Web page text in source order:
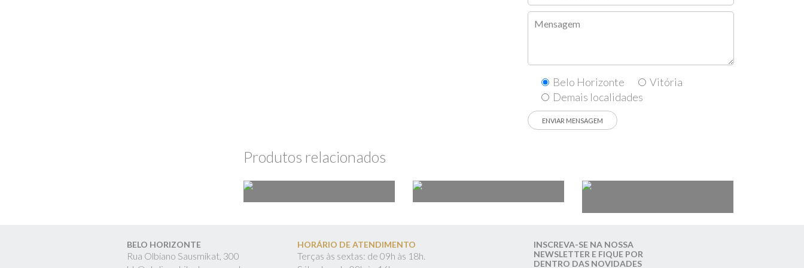
Belo Horizonte
Vitória
Demais localidades
Produtos relacionados
BELO HORIZONTE
Rua Olbiano Sausmikat, 300
HORÁRIO DE ATENDIMENTO
Terças às sextas: de 09h às 18h.
INSCREVA-SE NA NOSSA
NEWSLETTER E FIQUE POR
DENTRO DAS NOVIDADES